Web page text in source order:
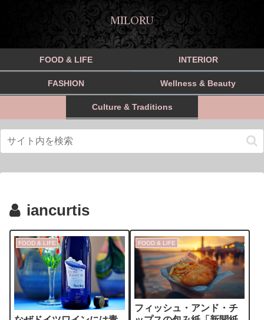
MILORU
FOOD & LIFE INTERIOR
FASHION Wellness & Beauty
Culture & Traditions
iancurtis
FOOD & LIFE FOOD & LIFE
フィッシュ・アンド・チ